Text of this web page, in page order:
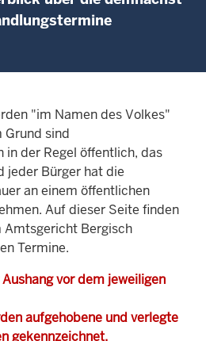
"im Namen des Volkes"
Grund sind
in der Regel öffentlich, das
jeder Bürger hat die
an einem öffentlichen
Auf dieser Seite finden
Amtsgericht Bergisch
Termine.
vor dem jeweiligen
aufgehobene und verlegte
gekennzeichnet.